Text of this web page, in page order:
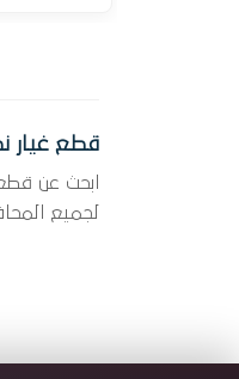
قطع غيار
لجميع